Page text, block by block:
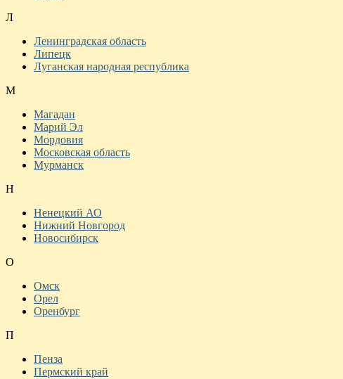
Л
Ленинградская область
Липецк
Луганская народная республика
М
Магадан
Марий Эл
Мордовия
Московская область
Мурманск
Н
Ненецкий АО
Нижний Новгород
Новосибирск
О
Омск
Орел
Оренбург
П
Пенза
Пермский край